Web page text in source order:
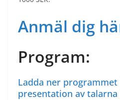
Anmäl dig
Program:
Ladda ner
presentation av